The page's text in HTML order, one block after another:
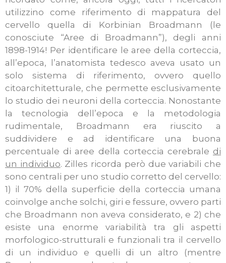
utilizzino come riferimento di mappatura del
cervello quella di Korbinian Broadmann (le
conosciute “Aree di Broadmann”), degli anni
1898-1914! Per identificare le aree della corteccia,
all’epoca, l’anatomista tedesco aveva usato un
solo sistema di riferimento, ovvero quello
citoarchitetturale, che permette esclusivamente
lo studio dei neuroni della corteccia. Nonostante
la tecnologia dell’epoca e la metodologia
rudimentale, Broadmann era riuscito a
suddividere e ad identificare una buona
percentuale di aree della corteccia cerebrale di
un individuo. Zilles ricorda però due variabili che
sono centrali per uno studio corretto del cervello:
1) il 70% della superficie della corteccia umana
coinvolge anche solchi, giri e fessure, ovvero parti
che Broadmann non aveva considerato, e 2) che
esiste una enorme variabilità tra gli aspetti
morfologico-strutturali e funzionali tra il cervello
di un individuo e quelli di un altro (mentre